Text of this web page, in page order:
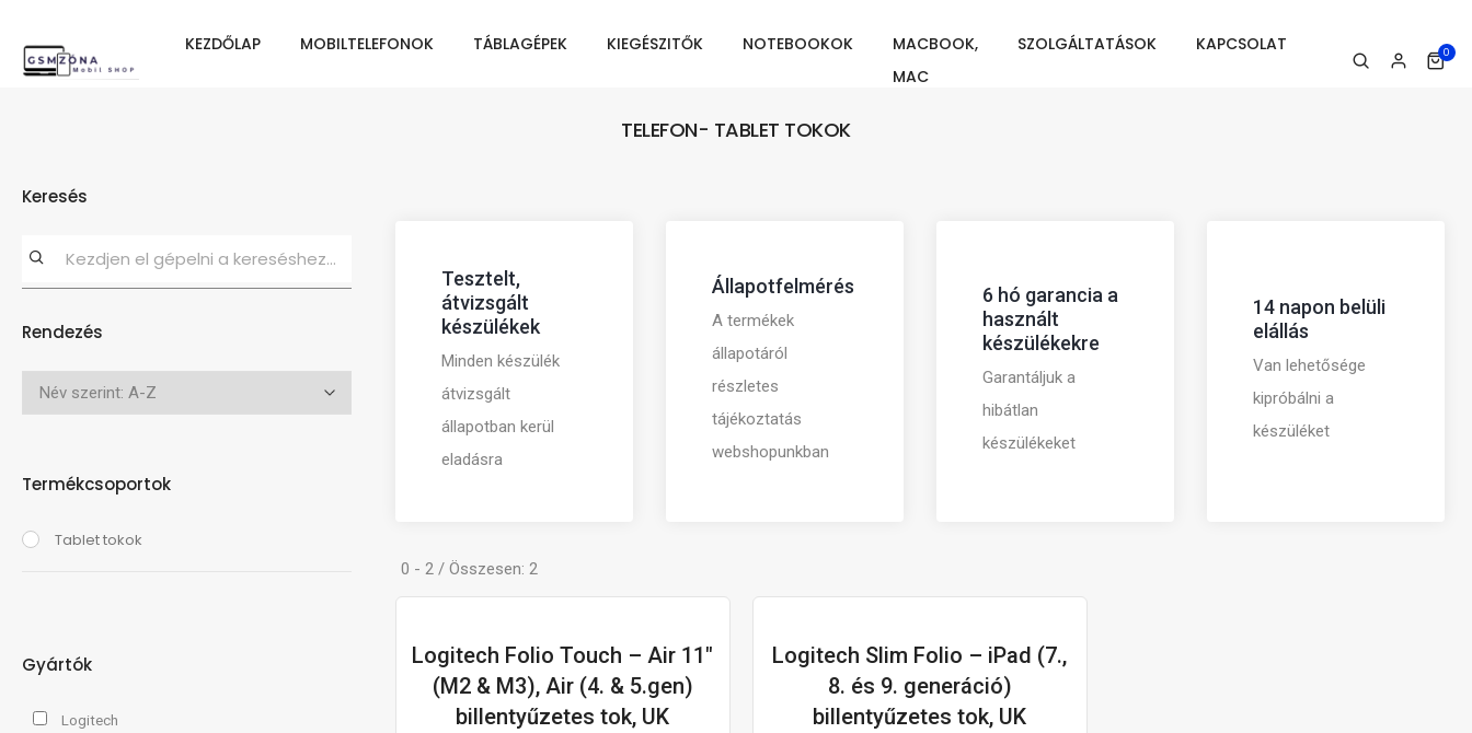
KEZDŐLAP MOBILTELEFONOK TÁBLAGÉPEK KIEGÉSZITŐK NOTEBOOKOK
MACBOOK,
MAC
SZOLGÁLTATÁSOK KAPCSOLAT 0
TELEFON- TABLET TOKOK
Tesztelt,
átvizsgált
készülékek
Minden készülék
átvizsgált
állapotban kerül
eladásra
Állapotfelmérés
A termékek
állapotáról
részletes
tájékoztatás
webshopunkban
6 hó garancia a
használt
készülékekre
Garantáljuk a
hibátlan
készülékeket
14 napon belüli
elállás
Van lehetősége
kipróbálni a
készüléket
0 - 2 / Összesen: 2
TABLET TOKOK
Logitech Folio Touch – Air 11"
(M2 & M3), Air (4. & 5.gen)
billentyűzetes tok, UK
TABLET TOKOK
Logitech Slim Folio – iPad (7.,
8. és 9. generáció)
billentyűzetes tok, UK
Keresés
Rendezés
Termékcsoportok
Tablet tokok
Gyártók
Logitech